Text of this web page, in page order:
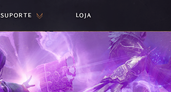
SUPORTE LOJA